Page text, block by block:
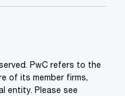
PwC refers to the
of its member firms,
entity. Please see